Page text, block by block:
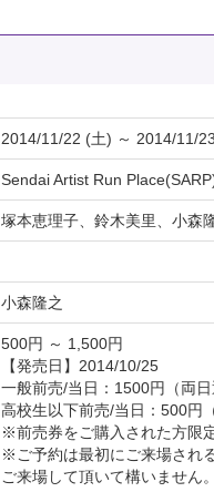
2014/11/22 (土) ～ 2014/11/
Sendai Artist Run
塚本恵理子、鈴木美里、小森
小森隆之
500円 ～ 1,500円
【発売日】2014/10/25
一般前売/当日：1500円（両日
高校生以下前売/当日：500円
※前売券をご購入された方限
※ご予約は最初にご来場され
ご来場して頂いて構いません。